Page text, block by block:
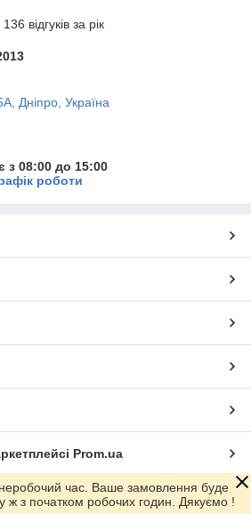
відгуків за рік
Дніпро, Україна
з 08:00 до 15:00
роботи
Prom.ua
неробочий час. Ваше замовлення буде
ж з початком робочих годин. Дякуємо !